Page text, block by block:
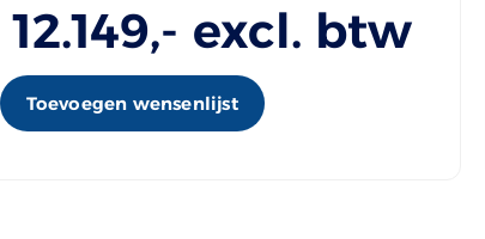
12.149,- excl. btw
Toevoegen wensenlijst